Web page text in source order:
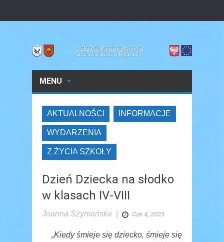
MENU
AKTUALNOŚCI INFORMACJE
WYDARZENIA
Z ŻYCIA SZKOŁY
Dzień Dziecka na słodko
w klasach IV-VIII
Joanna Szymańska Cze 4, 2025
„Kiedyśmieje się dziecko, śmieje się